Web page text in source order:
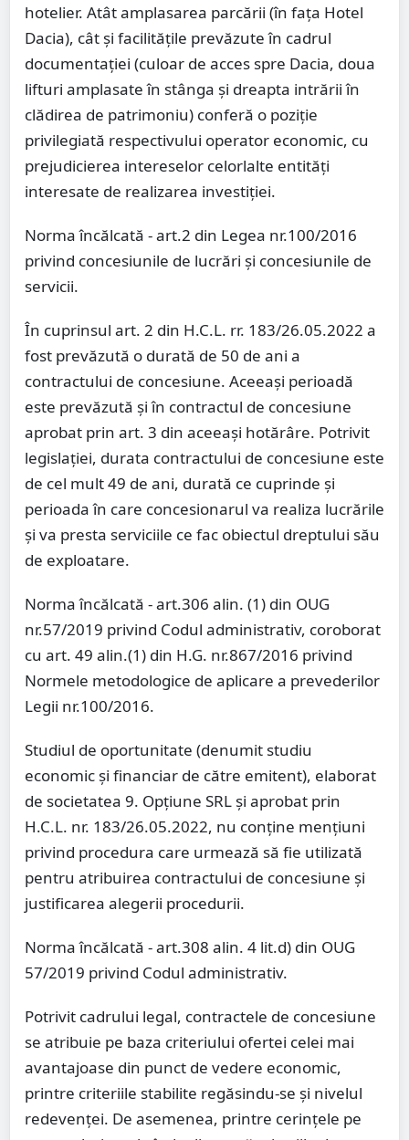
hotelier. Atât amplasarea parcării (în fața Hotel
Dacia), cât și facilitățile prevăzute în cadrul
documentației (culoar de acces spre Dacia, doua
lifturi amplasate în stânga și dreapta intrării în
clădirea de patrimoniu) conferă o poziție
privilegiată respectivului operator economic, cu
prejudicierea intereselor celorlalte entități
interesate de realizarea investiției.
Norma încălcată - art.2 din Legea nr.100/2016
privind concesiunile de lucrări și concesiunile de
servicii.
În cuprinsul art. 2 din H.C.L. rr. 183/26.05.2022 a
fost prevăzută o durată de 50 de ani a
contractului de concesiune. Aceeași perioadă
este prevăzută și în contractul de concesiune
aprobat prin art. 3 din aceeași hotărâre. Potrivit
legislației, durata contractului de concesiune este
de cel mult 49 de ani, durată ce cuprinde și
perioada în care concesionarul va realiza lucrările
și va presta serviciile ce fac obiectul dreptului său
de exploatare.
Norma încălcată - art.306 alin. (1) din OUG
nr.57/2019 privind Codul administrativ, coroborat
cu art. 49 alin.(1) din H.G. nr.867/2016 privind
Normele metodologice de aplicare a prevederilor
Legii nr.100/2016.
Studiul de oportunitate (denumit studiu
economic și financiar de către emitent), elaborat
de societatea 9. Opțiune SRL și aprobat prin
H.C.L. nr. 183/26.05.2022, nu conține mențiuni
privind procedura care urmează să fie utilizată
pentru atribuirea contractului de concesiune și
justificarea alegerii procedurii.
Norma încălcată - art.308 alin. 4 lit.d) din OUG
57/2019 privind Codul administrativ.
Potrivit cadrului legal, contractele de concesiune
se atribuie pe baza criteriului ofertei celei mai
avantajoase din punct de vedere economic,
printre criteriile stabilite regăsindu-se și nivelul
redevenței. De asemenea, printre cerințele pe